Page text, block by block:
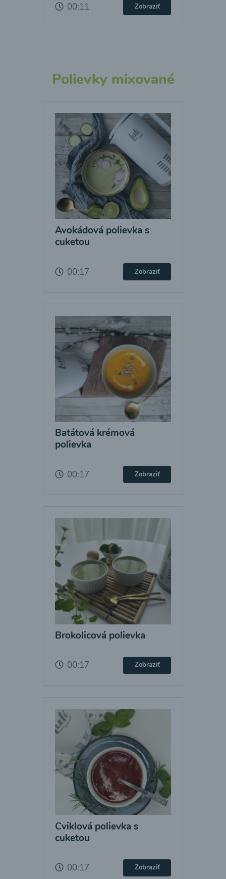
00:11 Zobraziť
Polievky mixované
Avokádová polievka s
cuketou
00:17 Zobraziť
Batátová krémová
polievka
00:17 Zobraziť
Brokolicová polievka
00:17 Zobraziť
Cviklová polievka s
cuketou
00:17 Zobraziť